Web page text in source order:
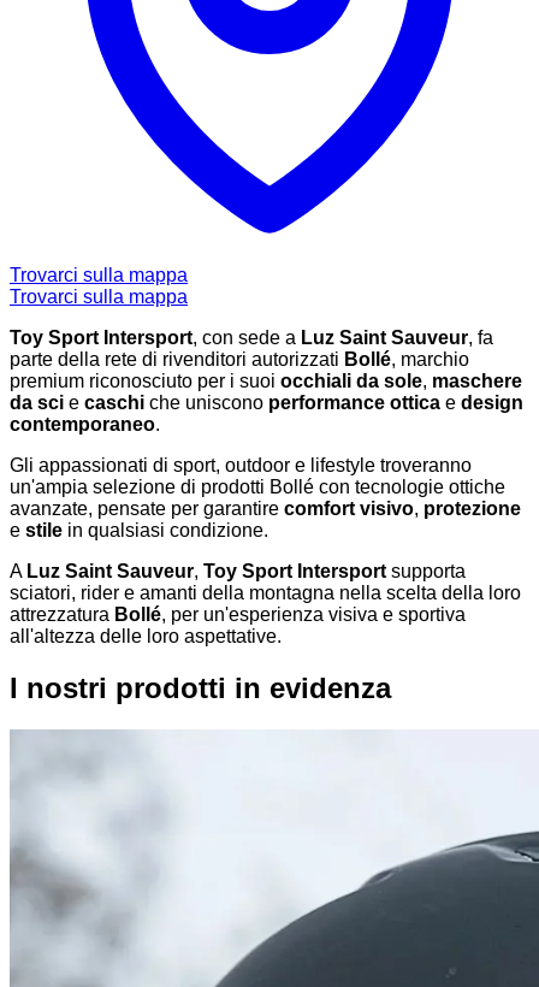
Trovarci sulla mappa
Trovarci sulla mappa
Toy Sport Intersport, con sede a Luz Saint Sauveur, fa
parte della rete di rivenditori autorizzati Bollé, marchio
premium riconosciuto per i suoi occhiali da sole, maschere
da sci e caschi che uniscono performance ottica e design
contemporaneo.
Gli appassionati di sport, outdoor e lifestyle troveranno
un'ampia selezione di prodotti Bollé con tecnologie ottiche
avanzate, pensate per garantire comfort visivo, protezione
e stile in qualsiasi condizione.
A Luz Saint Sauveur, Toy Sport Intersport supporta
sciatori, rider e amanti della montagna nella scelta della loro
attrezzatura Bollé, per un'esperienza visiva e sportiva
all'altezza delle loro aspettative.
I nostri prodotti in evidenza